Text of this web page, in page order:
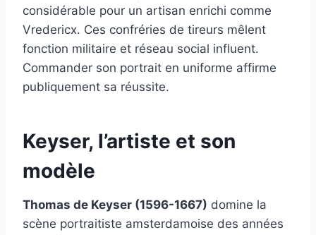
considérable pour un artisan enrichi comme
Vredericx. Ces confréries de tireurs mêlent
fonction militaire et réseau social influent.
Commander son portrait en uniforme affirme
publiquement sa réussite.
Keyser, l’artiste et son
modèle
Thomas de Keyser (1596-1667) domine la
scène portraitiste amsterdamoise des années